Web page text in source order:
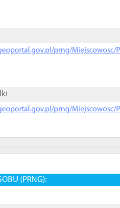
prng/Miejscowosc/
prng/Miejscowosc/
(PRNG):